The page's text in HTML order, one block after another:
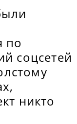
по
соцсетей
никто